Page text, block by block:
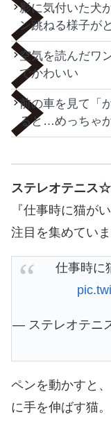
影に気付いた犬
ン跳ねる様子が
空気を読んだワ
でかわいい
前の車を見て「
ると…めっちゃ
ステレオテニス☆
『仕事時に猫が
注目を集めていま
仕事時に
— ステレオテニ
ペンを動かすと
に手を伸ばす猫